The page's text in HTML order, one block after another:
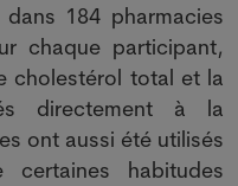
184 pharmacies
chaque participant,
cholestérol total et la
directement à la
ont aussi été utilisés
certaines habitudes